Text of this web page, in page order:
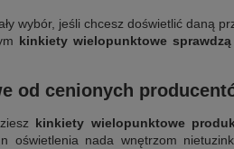
wybór, jeśli chcesz doświetlić daną
kinkiety wielopunktowe
od cenionych
kinkiety wielopunktowe
oświetlenia nada wnętrzom